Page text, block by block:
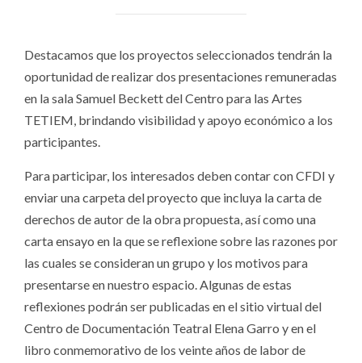
Destacamos que los proyectos seleccionados tendrán la
oportunidad de realizar dos presentaciones remuneradas
en la sala Samuel Beckett del Centro para las Artes
TETIEM, brindando visibilidad y apoyo económico a los
participantes.
Para participar, los interesados deben contar con CFDI y
enviar una carpeta del proyecto que incluya la carta de
derechos de autor de la obra propuesta, así como una
carta ensayo en la que se reflexione sobre las razones por
las cuales se consideran un grupo y los motivos para
presentarse en nuestro espacio. Algunas de estas
reflexiones podrán ser publicadas en el sitio virtual del
Centro de Documentación Teatral Elena Garro y en el
libro conmemorativo de los veinte años de labor de